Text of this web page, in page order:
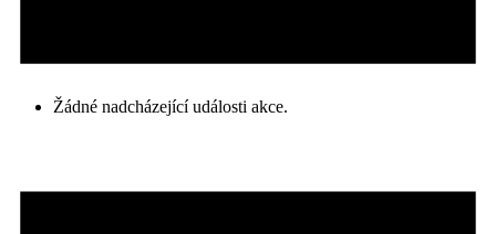
Žádné nadcházející události akce.